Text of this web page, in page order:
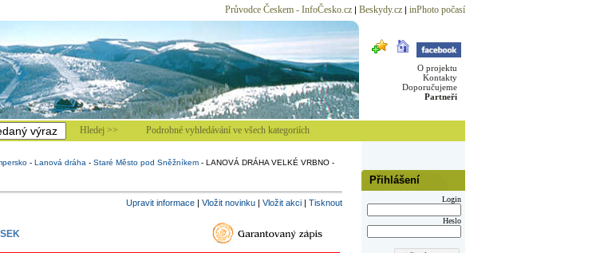
Průvodce Českem - InfoČesko.cz| Beskydy.cz| inPhoto počasí
O projektu
Kontakty
Doporučujeme
Partneři
Hledej >> Podrobné vyhledávání ve všech kategoriích
Přihlášení
Login
Heslo
- Lanová dráha - Staré Město pod Sněžníkem- LANOVÁ DRÁHA VELKÉ VRBNO -
Upravit informace| Vložit novinku| Vložit akci| Tisknout